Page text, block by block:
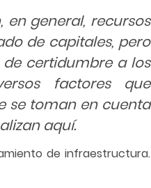
general, recursos
de capitales, pero
certidumbre a los
factores que
se toman en cuenta
aquí.
de infraestructura.